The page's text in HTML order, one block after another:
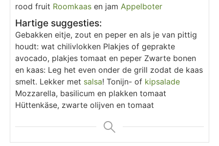
rood fruit Roomkaas en jam Appelboter
Hartige suggesties:
Gebakken eitje, zout en peper en als je van pittig
houdt: wat chilivlokken Plakjes of geprakte
avocado, plakjes tomaat en peper Zwarte bonen
en kaas: Leg het even onder de grill zodat de kaas
smelt. Lekker met salsa! Tonijn- of kipsalade
Mozzarella, basilicum en plakken tomaat
Hüttenkäse, zwarte olijven en tomaat